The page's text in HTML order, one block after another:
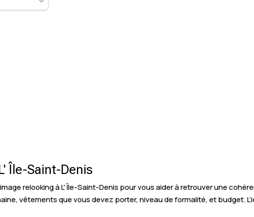
Île-Saint-Denis
relooking à L' Île-Saint-Denis pour vous aider à retrouver une
vêtements que vous devez porter, niveau de formalité, et budget.